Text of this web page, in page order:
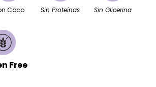
Coco Sin Proteínas Sin Glicerina
Free